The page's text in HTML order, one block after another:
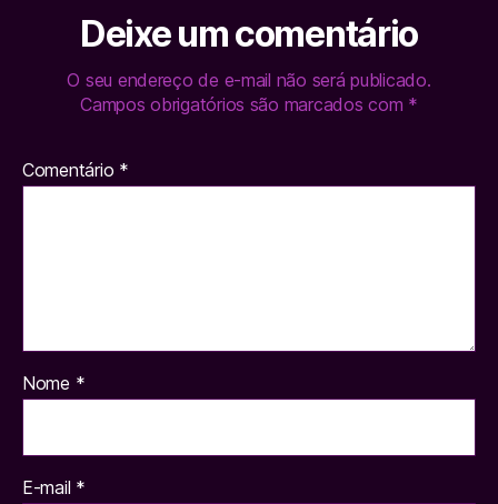
Deixe um comentário
O seu endereço de e-mail não será publicado.
Campos obrigatórios são marcados com *
Comentário *
Nome *
E-mail *